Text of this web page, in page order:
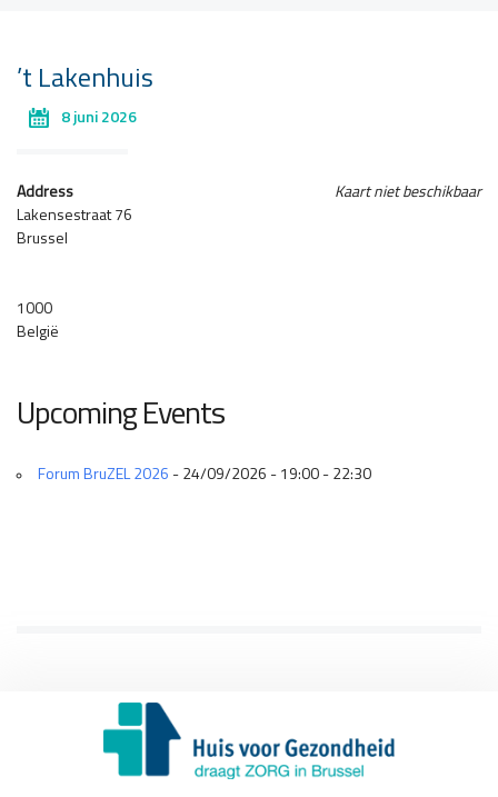
’t Lakenhuis
8 juni 2026
Kaart niet beschikbaar
Address
Lakensestraat 76
Brussel
1000
België
Upcoming Events
Forum BruZEL 2026 - 24/09/2026 - 19:00 - 22:30